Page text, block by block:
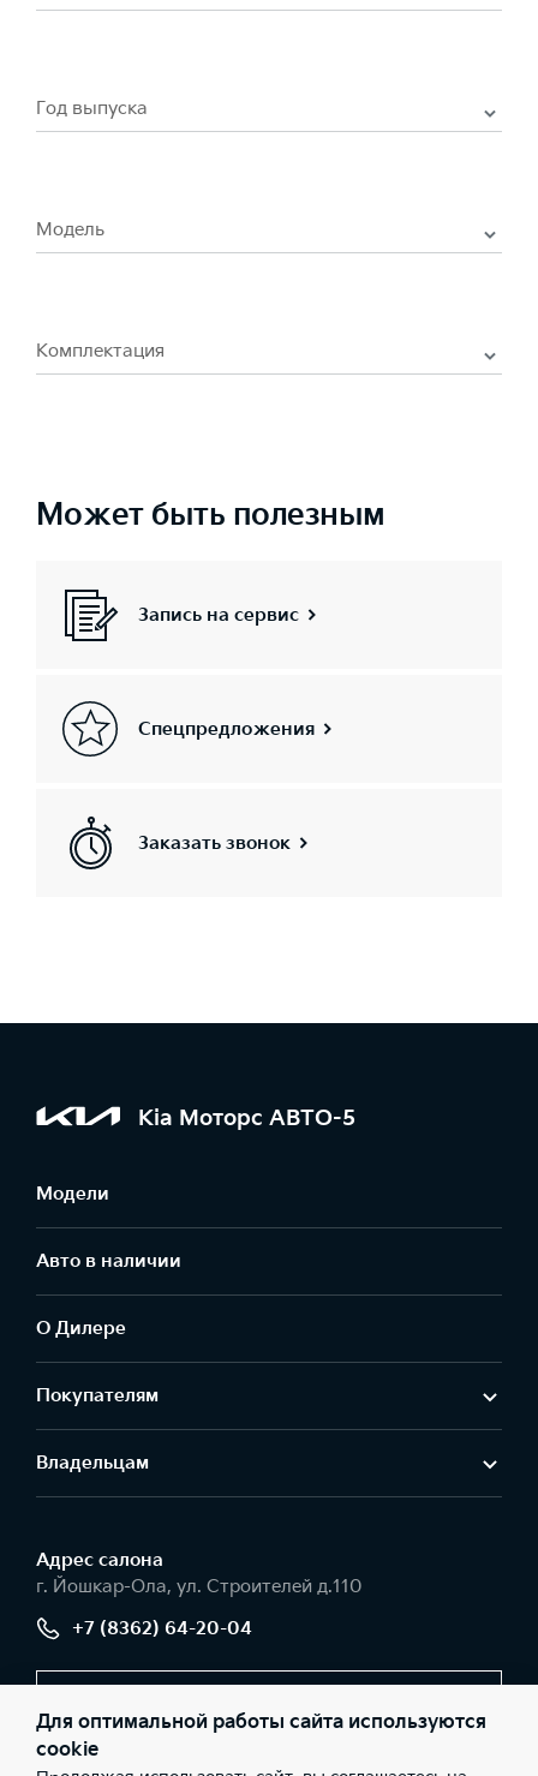
Год выпуска
Модель
Комплектация
Может быть полезным
Запись на сервис
Спецпредложения
Заказать звонок
Kia Моторс АВТО-5
Модели
Авто в наличии
О Дилере
Покупателям
Владельцам
Адрес салонa
г. Йошкар-Ола, ул. Строителей д.110
+7 (8362) 64-20-04
Для оптимальной работы сайта используются
cookie